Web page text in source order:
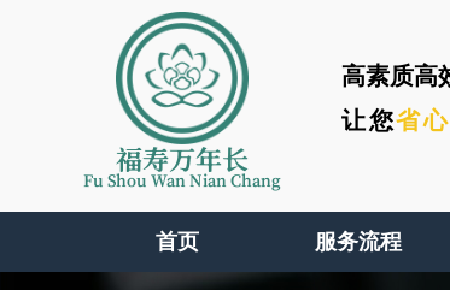
福寿万年长
Fu Shou Wan Nian Chang
高素质高
让您省心
首页 服务流程